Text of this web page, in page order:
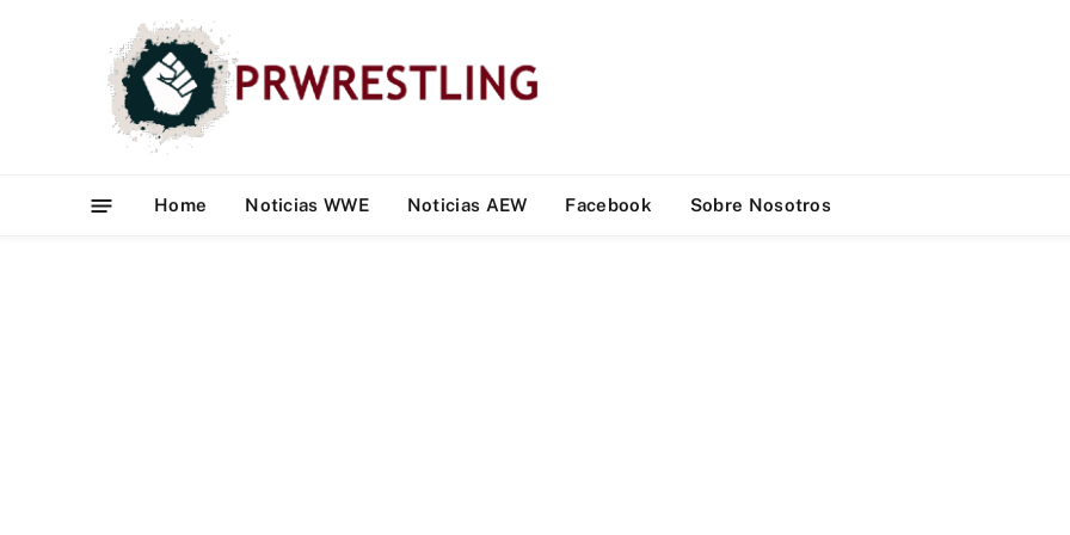
Home Noticias WWE Noticias AEW Facebook Sobre Nosotros